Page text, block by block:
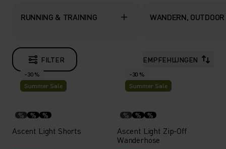
RUNNING & TRAINING WANDERN, OUTDOOR
FILTER EMPFEHLUNGEN
-30 %
Summer Sale
% % %
Ascent Light Shorts
-30 %
Summer Sale
% % %
Ascent Light Zip-Off
Wanderhose